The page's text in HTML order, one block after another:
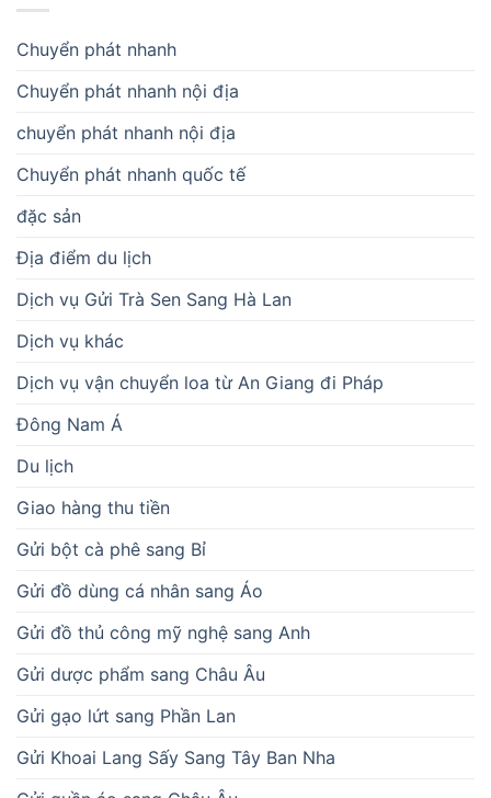
Chuyển phát nhanh
Chuyển phát nhanh nội địa
chuyển phát nhanh nội địa
Chuyển phát nhanh quốc tế
đặc sản
Địa điểm du lịch
Dịch vụ Gửi Trà Sen Sang Hà Lan
Dịch vụ khác
Dịch vụ vận chuyển loa từ An Giang đi Pháp
Đông Nam Á
Du lịch
Giao hàng thu tiền
Gửi bột cà phê sang Bỉ
Gửi đồ dùng cá nhân sang Áo
Gửi đồ thủ công mỹ nghệ sang Anh
Gửi dược phẩm sang Châu Âu
Gửi gạo lứt sang Phần Lan
Gửi Khoai Lang Sấy Sang Tây Ban Nha